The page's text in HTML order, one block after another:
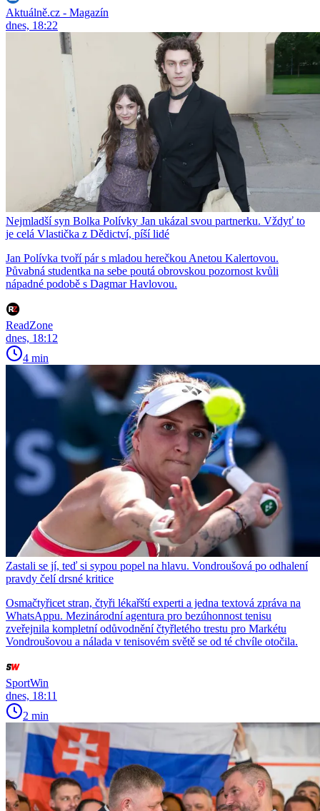
Aktuálně.cz - Magazín
dnes, 18:22
Nejmladší syn Bolka Polívky Jan ukázal svou partnerku. Vždyť to
je celá Vlastička z Dědictví, píší lidé
Jan Polívka tvoří pár s mladou herečkou Anetou Kalertovou.
Půvabná studentka na sebe poutá obrovskou pozornost kvůli
nápadné podobě s Dagmar Havlovou.
ReadZone
dnes, 18:12
4 min
Zastali se jí, teď si sypou popel na hlavu. Vondroušová po odhalení
pravdy čelí drsné kritice
Osmačtyřicet stran, čtyři lékařští experti a jedna textová zpráva na
WhatsAppu. Mezinárodní agentura pro bezúhonnost tenisu
zveřejnila kompletní odůvodnění čtyřletého trestu pro Markétu
Vondroušovou a nálada v tenisovém světě se od té chvíle otočila.
SportWin
dnes, 18:11
2 min